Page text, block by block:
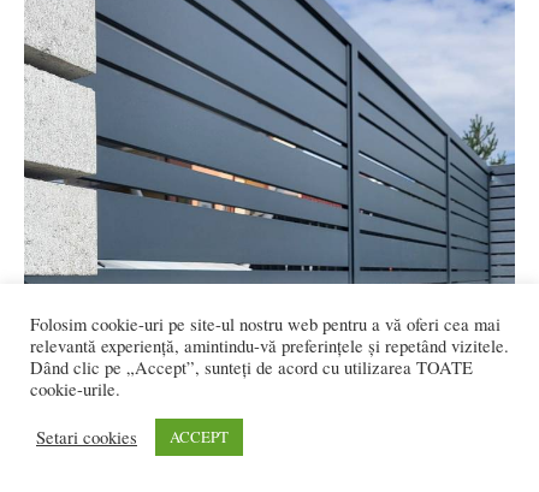
Folosim cookie-uri pe site-ul nostru web pentru a vă oferi cea mai
relevantă experiență, amintindu-vă preferințele și repetând vizitele.
Dând clic pe „Accept”, sunteți de acord cu utilizarea TOATE
cookie-urile.
Setari cookies ACCEPT